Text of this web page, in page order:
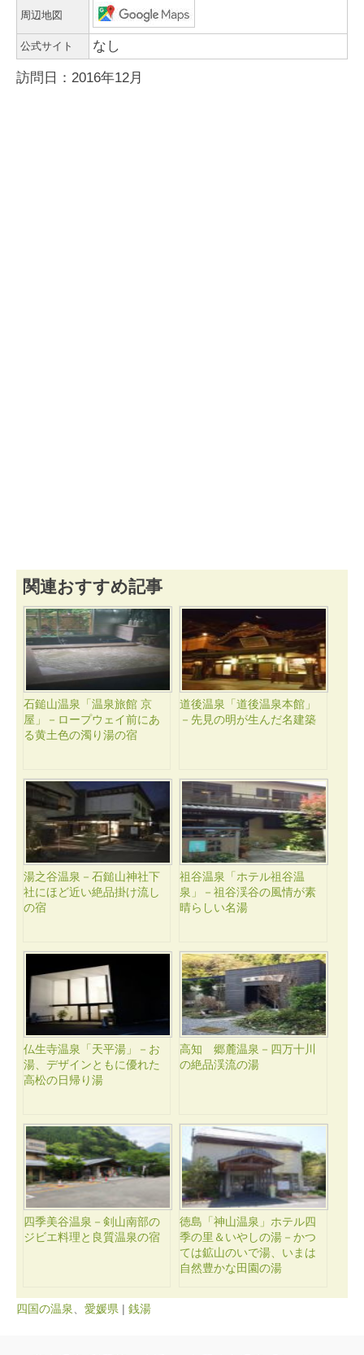
周辺地図
公式サイト なし
訪問日：2016年12月
関連おすすめ記事
石鎚山温泉「温泉旅館 京
屋」－ロープウェイ前にあ
る黄土色の濁り湯の宿
道後温泉「道後温泉本館」
－先見の明が生んだ名建築
湯之谷温泉－石鎚山神社下
社にほど近い絶品掛け流し
の宿
祖谷温泉「ホテル祖谷温
泉」－祖谷渓谷の風情が素
晴らしい名湯
仏生寺温泉「天平湯」－お
湯、デザインともに優れた
高松の日帰り湯
高知 郷麓温泉－四万十川
の絶品渓流の湯
四季美谷温泉－剣山南部の
ジビエ料理と良質温泉の宿
徳島「神山温泉」ホテル四
季の里＆いやしの湯－かつ
ては鉱山のいで湯、いまは
自然豊かな田園の湯
四国の温泉 愛媛県 | 銭湯